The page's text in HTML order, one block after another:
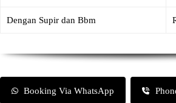
Dengan Supir dan Bbm
Booking Via WhatsApp